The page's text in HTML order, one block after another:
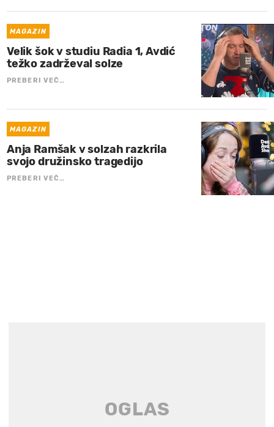
MAGAZIN
Velik šok v studiu Radia 1, Avdić
težko zadrževal solze
PREBERI VEČ…
MAGAZIN
Anja Ramšak v solzah razkrila
svojo družinsko tragedijo
PREBERI VEČ…